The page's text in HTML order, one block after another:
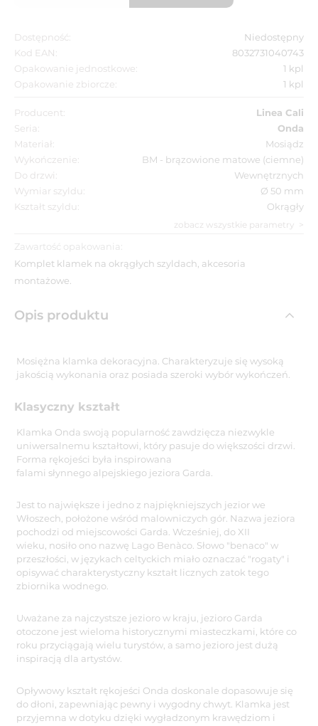
Dostępność:
Niedostępny
Kod EAN:
8032731040743
Opakowanie jednostkowe:
1 kpl
Opakowanie zbiorcze:
1 kpl
Producent:
Linea Cali
Seria:
Onda
Materiał:
Mosiądz
Wykończenie:
BM - brązowione matowe (ciemne)
Do drzwi:
Wewnętrznych
Wymiar szyldu:
Ø 50 mm
Kształt szyldu:
Okrągły
zobacz wszystkie parametry
Zawartość opakowania:
Komplet klamek na okrągłych szyldach, akcesoria
montażowe.
Opis produktu
Mosiężna klamka dekoracyjna. Charakteryzuje się wysoką
jakością wykonania oraz posiada szeroki wybór wykończeń.
Klasyczny kształt
Klamka Onda swoją popularność zawdzięcza niezwykle
uniwersalnemu kształtowi, który pasuje do większości drzwi.
Forma rękojeści była inspirowana
falami słynnego alpejskiego jeziora Garda.
Jest to największe i jedno z najpiękniejszych jezior we
Włoszech, położone wśród malowniczych gór. Nazwa jeziora
pochodzi od miejscowości Garda. Wcześniej, do XII
wieku, nosiło ono nazwę Lago Benàco. Słowo "benaco" w
przeszłości, w językach celtyckich miało oznaczać "rogaty" i
opisywać charakterystyczny kształt licznych zatok tego
zbiornika wodnego.
Uważane za najczystsze jezioro w kraju, jezioro Garda
otoczone jest wieloma historycznymi miasteczkami, które co
roku przyciągają wielu turystów, a samo jezioro jest dużą
inspiracją dla artystów.
Opływowy kształt rękojeści Onda doskonale dopasowuje się
do dłoni, zapewniając pewny i wygodny chwyt. Klamka jest
przyjemna w dotyku dzięki wygładzonym krawędziom i